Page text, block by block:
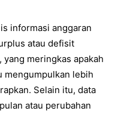
informasi anggaran
atau defisit
meringkas apakah
mengumpulkan lebih
Selain itu, data
atau perubahan